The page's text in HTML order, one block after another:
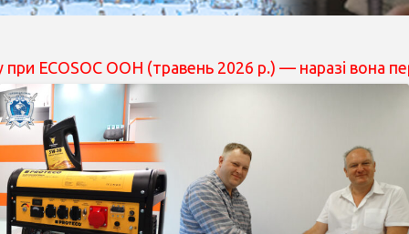
ООН (травень 2026 р.) — наразі вона